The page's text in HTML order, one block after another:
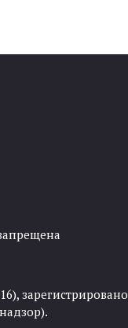
зарегистрировано